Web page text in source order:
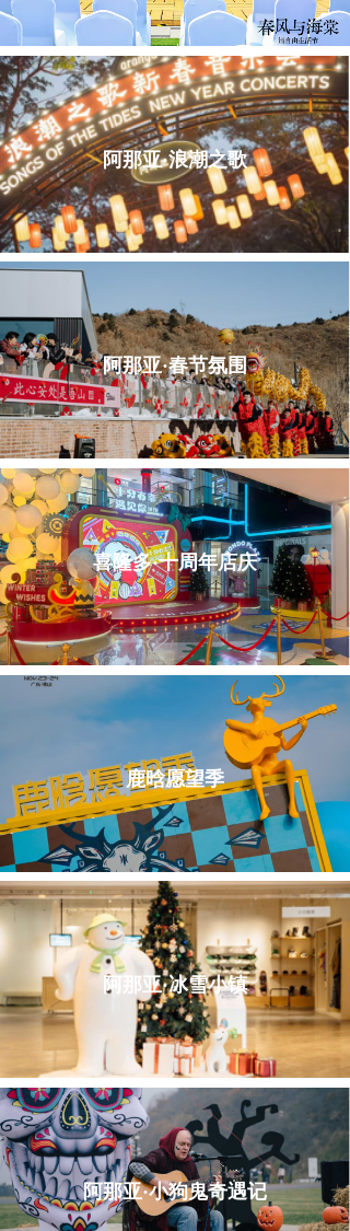
阿那亚·浪潮之歌
阿那亚·春节氛围
喜隆多·十周年店庆
鹿晗愿望季
阿那亚·冰雪小镇
阿那亚·小狗鬼奇遇记